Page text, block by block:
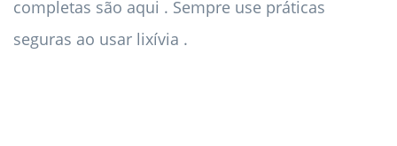
completas são aqui . Sempre use práticas
seguras ao usar lixívia .